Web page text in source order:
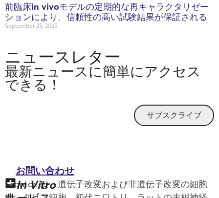
前臨床in vivoモデルの定期的な再キャラクタリゼー
ションにより、信頼性の高い試験結果が保証される
September 23, 2025
ニュースレター
最新ニュースに簡単にアクセス
できる！
サブスクライブ
お問い合わせ
In Vitro
Scantox は、遺伝子改変および非遺伝子改変の細胞